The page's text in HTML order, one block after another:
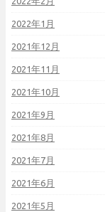
2022年1月
2021年12月
2021年11月
2021年10月
2021年9月
2021年8月
2021年7月
2021年6月
2021年5月